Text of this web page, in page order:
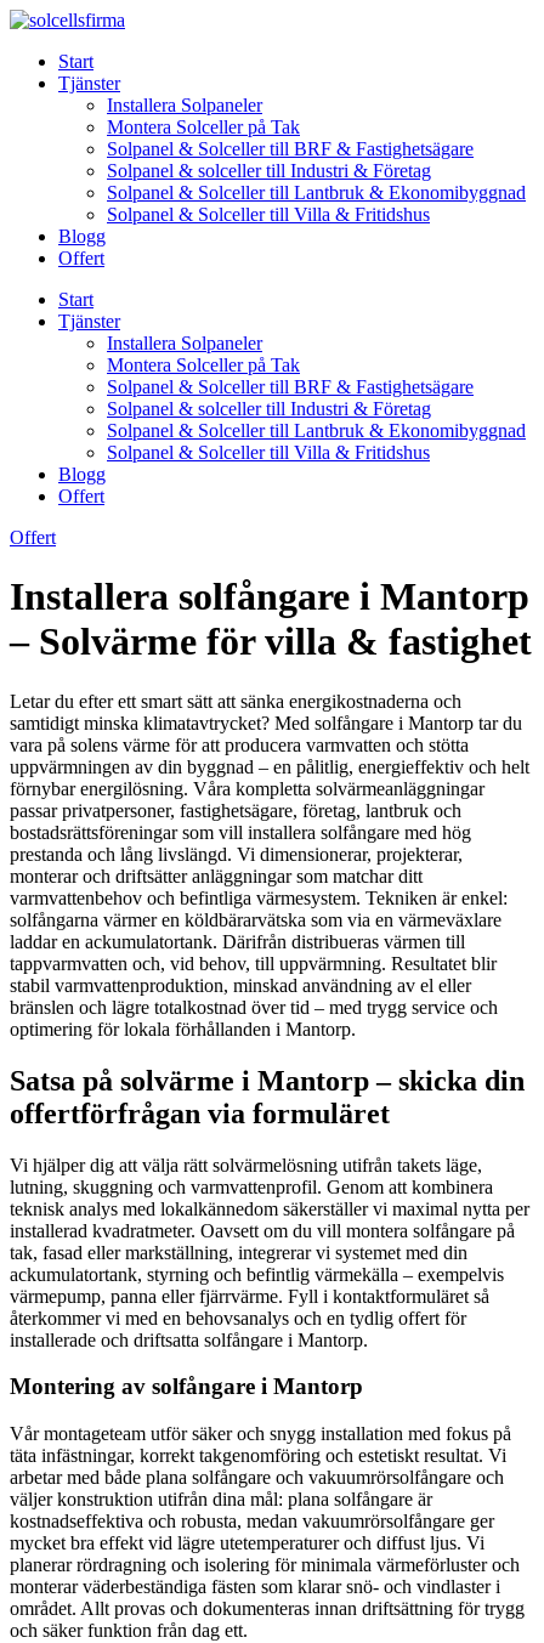
Skip
contentStart
Tjänster
Installera Solpaneler
Montera Solceller på Tak
Solpanel & Solceller till BRF & Fastighetsägare
Solpanel & solceller till Industri & Företag
Solpanel & Solceller till Lantbruk & Ekonomibyggnad
Solpanel & Solceller till Villa & Fritidshus
Blogg
Offert
Start
Tjänster
Installera Solpaneler
Montera Solceller på Tak
Solpanel & Solceller till BRF & Fastighetsägare
Solpanel & solceller till Industri & Företag
Solpanel & Solceller till Lantbruk & Ekonomibyggnad
Solpanel & Solceller till Villa & Fritidshus
Blogg
Offert
Offert
Installera solfångare i Mantorp
– Solvärme för villa & fastighet
Letar du efter ett smart sätt att sänka energikostnaderna och
samtidigt minska klimatavtrycket? Med solfångare i Mantorp tar du
vara på solens värme för att producera varmvatten och stötta
uppvärmningen av din byggnad – en pålitlig, energieffektiv och helt
förnybar energilösning. Våra kompletta solvärmeanläggningar
passar privatpersoner, fastighetsägare, företag, lantbruk och
bostadsrättsföreningar som vill installera solfångare med hög
prestanda och lång livslängd. Vi dimensionerar, projekterar,
monterar och driftsätter anläggningar som matchar ditt
varmvattenbehov och befintliga värmesystem. Tekniken är enkel:
solfångarna värmer en köldbärarvätska som via en värmeväxlare
laddar en ackumulatortank. Därifrån distribueras värmen till
tappvarmvatten och, vid behov, till uppvärmning. Resultatet blir
stabil varmvattenproduktion, minskad användning av el eller
bränslen och lägre totalkostnad över tid – med trygg service och
optimering för lokala förhållanden i Mantorp.
Satsa på solvärme i Mantorp – skicka din
offertförfrågan via formuläret
Vi hjälper dig att välja rätt solvärmelösning utifrån takets läge,
lutning, skuggning och varmvattenprofil. Genom att kombinera
teknisk analys med lokalkännedom säkerställer vi maximal nytta per
installerad kvadratmeter. Oavsett om du vill montera solfångare på
tak, fasad eller markställning, integrerar vi systemet med din
ackumulatortank, styrning och befintlig värmekälla – exempelvis
värmepump, panna eller fjärrvärme. Fyll i kontaktformuläret så
återkommer vi med en behovsanalys och en tydlig offert för
installerade och driftsatta solfångare i Mantorp.
Montering av solfångare i Mantorp
Vår montageteam utför säker och snygg installation med fokus på
täta infästningar, korrekt takgenomföring och estetiskt resultat. Vi
arbetar med både plana solfångare och vakuumrörsolfångare och
väljer konstruktion utifrån dina mål: plana solfångare är
kostnadseffektiva och robusta, medan vakuumrörsolfångare ger
mycket bra effekt vid lägre utetemperaturer och diffust ljus. Vi
planerar rördragning och isolering för minimala värmeförluster och
monterar väderbeständiga fästen som klarar snö- och vindlaster i
området. Allt provas och dokumenteras innan driftsättning för trygg
och säker funktion från dag ett.